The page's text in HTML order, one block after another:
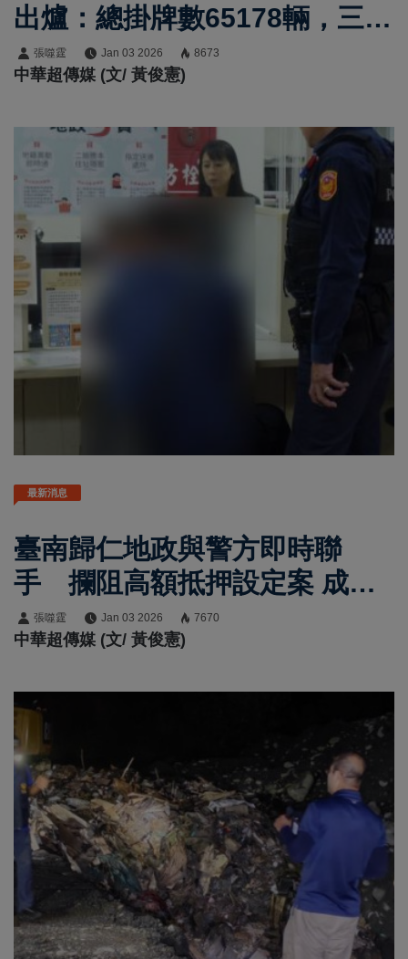
出爐：總掛牌數65178輛，三陽
SYM穩坐龍頭，Yamaha Jog
強勢翻紅，Gogoro守住電動車
基本盤
張噬霆 Jan 03 2026 8673
中華超傳媒 (文/ 黃俊憲)
最新消息
臺南歸仁地政與警方即時聯
手 攔阻高額抵押設定案 成功
守住民眾600萬房產
張噬霆 Jan 03 2026 7670
中華超傳媒 (文/ 黃俊憲)